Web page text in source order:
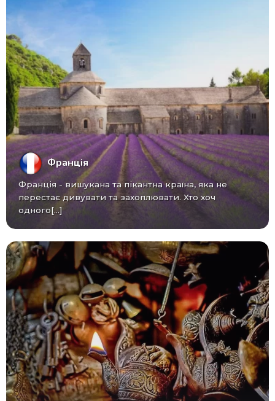
Франція
Франція - вишукана та пікантна країна, яка не
перестає дивувати та захоплювати. Хто хоч
одного[...]